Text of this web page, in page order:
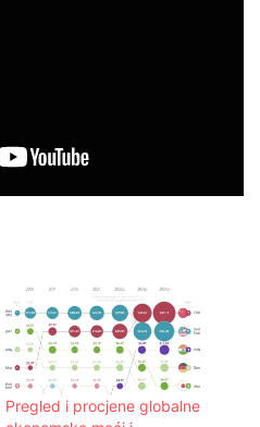
Pregled i procjene globalne